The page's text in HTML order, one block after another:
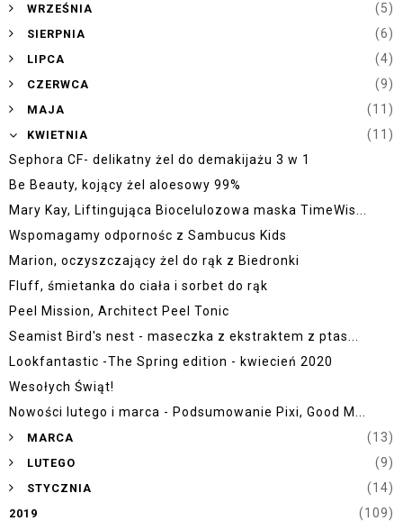
► WRZEŚNIA
(5)
► SIERPNIA
(6)
► LIPCA
(4)
► CZERWCA
(9)
► MAJA
(11)
▼ KWIETNIA
(11)
Sephora CF- delikatny żel do demakijażu 3 w 1
Be Beauty, kojący żel aloesowy 99%
Mary Kay, Liftingująca Biocelulozowa maska TimeWis...
Wspomagamy odpornośc z Sambucus Kids
Marion, oczyszczający żel do rąk z Biedronki
Fluff, śmietanka do ciała i sorbet do rąk
Peel Mission, Architect Peel Tonic
Seamist Bird's nest - maseczka z ekstraktem z ptas...
Lookfantastic -The Spring edition - kwiecień 2020
Wesołych Świąt!
Nowości lutego i marca - Podsumowanie Pixi, Good M...
► MARCA
(13)
► LUTEGO
(9)
► STYCZNIA (14)
2019 (109)